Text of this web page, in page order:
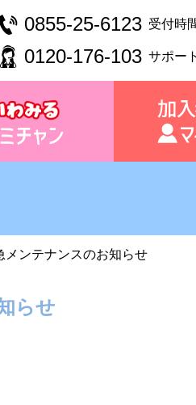
0855-25-6123 受付時
0120-176-103 サポー
ンテナンスのお知らせ
らせ